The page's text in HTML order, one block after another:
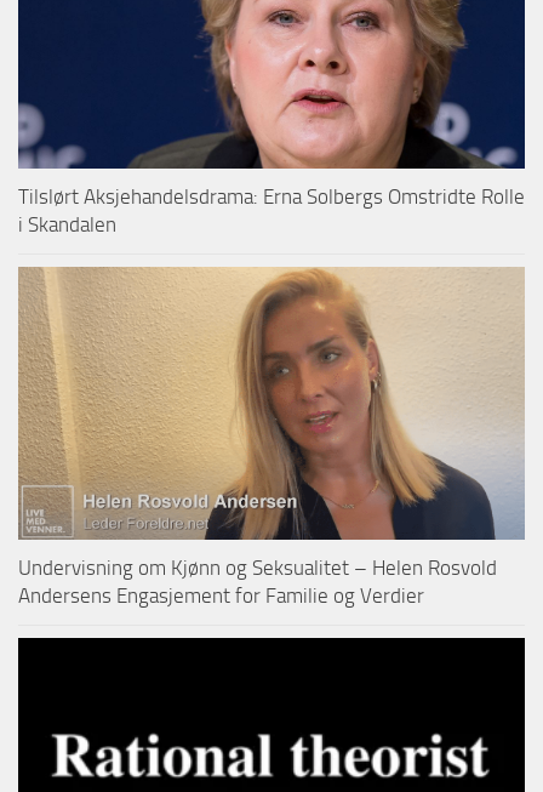
Tilslørt Aksjehandelsdrama: Erna Solbergs Omstridte Rolle
i Skandalen
Undervisning om Kjønn og Seksualitet – Helen Rosvold
Andersens Engasjement for Familie og Verdier